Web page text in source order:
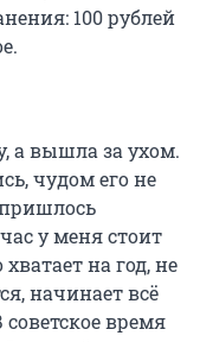
100 рублей
а вышла за ухом.
чудом его не
у меня стоит
на год, не
начинает всё
советское время